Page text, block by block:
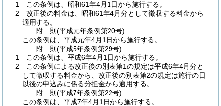
1
この条例は、昭和61年4月1日から施行する。
2
改正後の料金は、昭和61年4月分として徴収する料金から
適用する。
附 則(平成元年条例第20号)
この条例は、平成元年4月1日から施行する。
附 則(平成5年条例第29号)
1
この条例は、平成6年4月1日から施行する。
2
この条例による改正後の別表第1の規定は平成6年4月分と
して徴収する料金から、改正後の別表第2の規定は施行の日
以後の申込みに係る分担金から適用する。
附 則(平成7年条例第22号)
この条例は、平成7年4月1日から施行する。